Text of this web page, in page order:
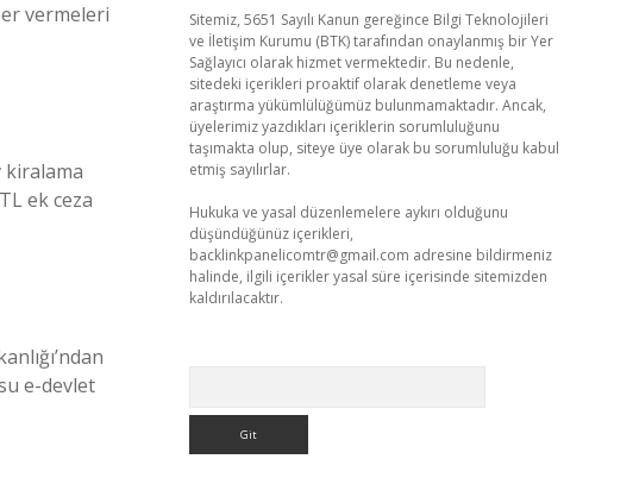
vermeleri
kiralama
ek ceza
e-devlet
Sitemiz, 5651 Sayılı Kanun gereğince Bilgi Teknolojileri
ve İletişim Kurumu (BTK) tarafından onaylanmış bir Yer
Sağlayıcı olarak hizmet vermektedir. Bu nedenle,
sitedeki içerikleri proaktif olarak denetleme veya
araştırma yükümlülüğümüz bulunmamaktadır. Ancak,
üyelerimiz yazdıkları içeriklerin sorumluluğunu
taşımakta olup, siteye üye olarak bu sorumluluğu kabul
etmiş sayılırlar.
Hukuka ve yasal düzenlemelere aykırı olduğunu
düşündüğünüz içerikleri,
backlinkpanelicomtr@gmail.com adresine bildirmeniz
halinde, ilgili içerikler yasal süre içerisinde sitemizden
kaldırılacaktır.